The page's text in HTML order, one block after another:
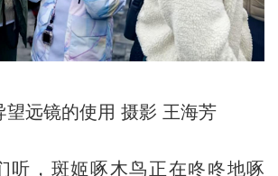
望远镜的使用 摄影 王海芳
，斑姬啄木鸟正在咚咚地啄